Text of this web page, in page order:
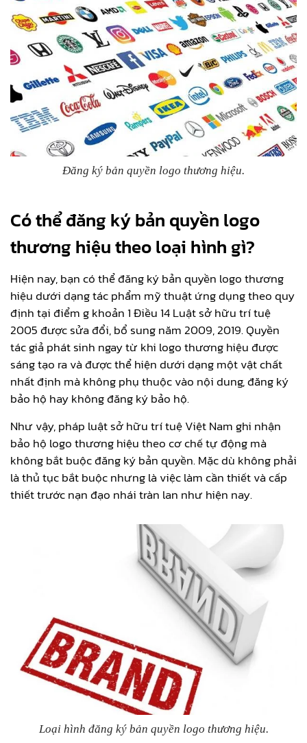
Đăng ký bản quyền logo thương hiệu.
Có thể đăng ký bản quyền logo
thương hiệu theo loại hình gì?
Hiện nay, bạn có thể đăng ký bản quyền logo thương
hiệu dưới dạng tác phẩm mỹ thuật ứng dụng theo quy
định tại điểm g khoản 1 Điều 14 Luật sở hữu trí tuệ
2005 được sửa đổi, bổ sung năm 2009, 2019. Quyền
tác giả phát sinh ngay từ khi logo thương hiệu được
sáng tạo ra và được thể hiện dưới dạng một vật chất
nhất định mà không phụ thuộc vào nội dung, đăng ký
bảo hộ hay không đăng ký bảo hộ.
Như vậy, pháp luật sở hữu trí tuệ Việt Nam ghi nhận
bảo hộ logo thương hiệu theo cơ chế tự động mà
không bắt buộc đăng ký bản quyền. Mặc dù không phải
là thủ tục bắt buộc nhưng là việc làm cần thiết và cấp
thiết trước nạn đạo nhái tràn lan như hiện nay.
Loại hình đăng ký bản quyền logo thương hiệu.